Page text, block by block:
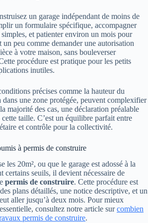
un garage indépendant de moins de
un formulaire spécifique, accompagner
et patienter environ un mois pour
un peu comme demander une autorisation
à votre maison, sans bouleverser
procédure est pratique pour les petits
inutiles.
précises comme la hauteur du
dans une zone protégée, peuvent complexifier
majorité des cas, une déclaration préalable
taille. C’est un équilibre parfait entre
et contrôle pour la collectivité.
à permis de construire
les 20m², ou que le garage est adossé à la
certains seuils, il devient nécessaire de
permis de construire. Cette procédure est
plans détaillés, une notice descriptive, et un
aller jusqu’à deux mois. Pour mieux
consultez notre article surcombien
permis de construire.